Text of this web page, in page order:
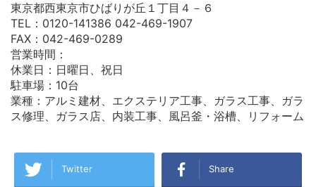
東京都西東京市ひばりが丘１丁目４－６
TEL：0120-141386 042-469-1907
FAX：042-469-0289
営業時間：
休業日：日曜日、祝日
駐車場：10台
業種：アルミ建材、エクステリア工事、ガラス工事、ガラ
ス修理、ガラス店、内装工事、風呂釜・浴槽、リフォーム
Twitter Share